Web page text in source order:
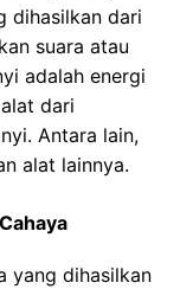
dihasilkan dari
suara atau
adalah energi
dari
Antara lain,
alat lainnya.
yang dihasilkan